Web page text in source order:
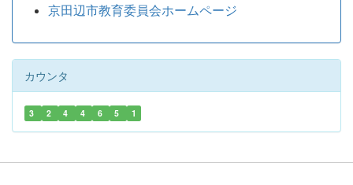
京田辺市教育委員会ホームページ
カウンタ
3 2 4 4 6 5 1